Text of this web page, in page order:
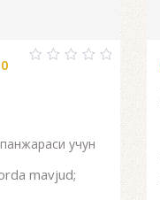
учун
mavjud;